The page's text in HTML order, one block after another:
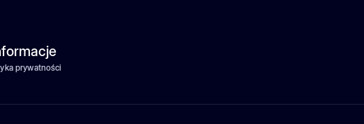
prywatności